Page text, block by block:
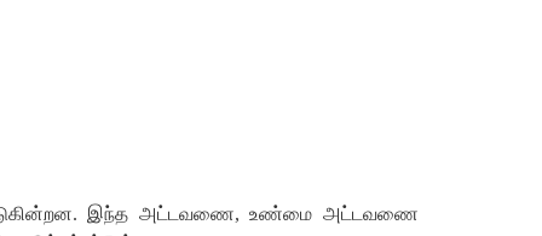
இந்த அட்டவணை, உண்மை அட்டவணை